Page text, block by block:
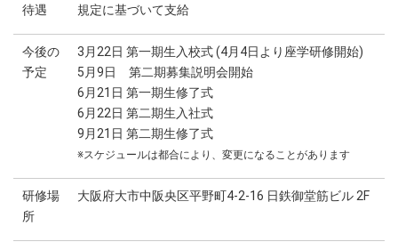
待遇 規定に基づいて支給
今後の
予定
3月22日 第一期生入校式 (4月4日より座学研修開始)
5月9日 第二期募集説明会開始
6月21日 第一期生修了式
6月22日 第二期生入社式
9月21日 第二期生修了式
※スケジュールは都合により、変更になることがあります
研修場
所
大阪府大市中阪央区平野町4-2-16 日鉄御堂筋ビル 2F